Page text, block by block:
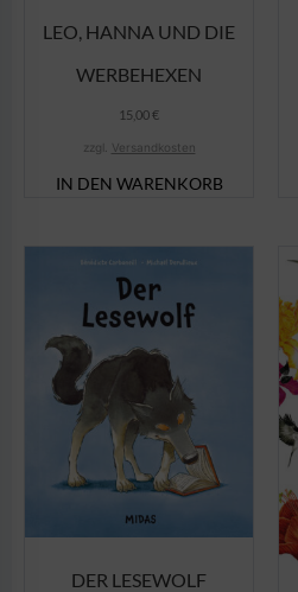
LEO, HANNA UND DIE
WERBEHEXEN
15,00€
zzgl. Versandkosten
IN DEN WARENKORB
DER LESEWOLF